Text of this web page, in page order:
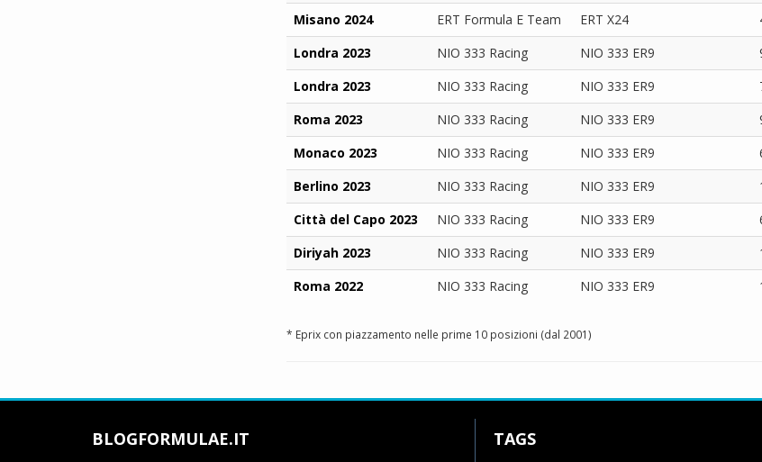
Misano 2024
ERT Formula E Team ERT X24
Londra 2023
NIO 333 Racing NIO 333 ER9
Londra 2023
NIO 333 Racing NIO 333 ER9
Roma 2023
NIO 333 Racing NIO 333 ER9
Monaco 2023
NIO 333 Racing NIO 333 ER9
Berlino 2023
NIO 333 Racing NIO 333 ER9
Città del Capo 2023
NIO 333 Racing NIO 333 ER9
Diriyah 2023
NIO 333 Racing NIO 333 ER9
Roma 2022
NIO 333 Racing NIO 333 ER9
* Eprix con piazzamento nelle prime 10 posizioni (dal 2001)
BLOGFORMULAE.IT TAGS